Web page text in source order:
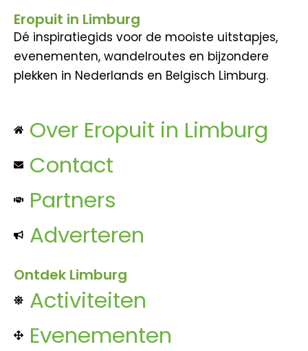
Eropuit in Limburg
Dé inspiratiegids voor de mooiste uitstapjes,
evenementen, wandelroutes en bijzondere
plekken in Nederlands en Belgisch Limburg.
Over Eropuit in Limburg
Contact
Partners
Adverteren
Ontdek Limburg
Activiteiten
Evenementen